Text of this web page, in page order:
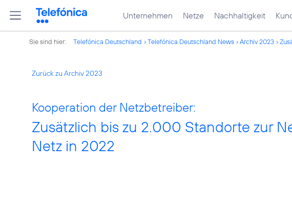
Unternehmen Netze Nachhaltigkeit
Sie sind hier: Telefónica Deutschland Telefónica Deutschland News Archiv 2023
Zurück zu Archiv 2023
Kooperation der Netzbetreiber:
Zusätzlich bis zu 2.000 Standorte zur
Netz in 2022